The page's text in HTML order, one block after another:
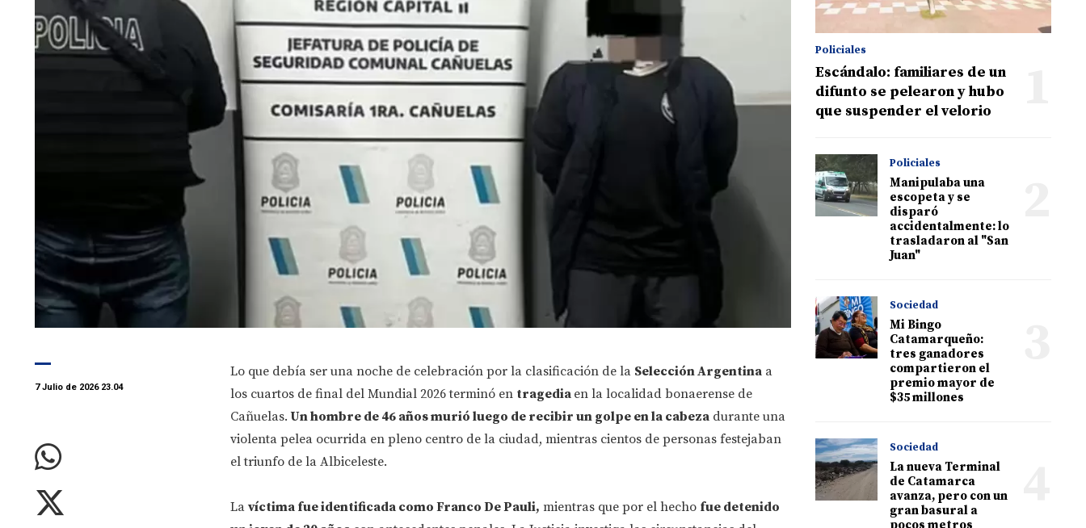
7 Julio de 2026 23.04
Lo que debía ser una noche de celebración por la clasificación de la Selección Argentinaa
los cuartos de final del Mundial 2026 terminó en tragedia en la localidad bonaerense de
Cañuelas. Un hombre de 46 años murió luego de recibir un golpe en la cabezadurante una
violenta pelea ocurrida en pleno centro de la ciudad, mientras cientos de personas festejaban
el triunfo de la Albiceleste.
La víctima fue identificada como Franco De Pauli, mientras que por el hecho fue detenido
Policiales
Escándalo: familiares de un
difunto se pelearon y hubo
que suspender el velorio
Policiales
Manipulaba una
escopeta y se
disparó
accidentalmente: lo
trasladaron al "San
Juan"
Sociedad
Mi Bingo
Catamarqueño:
tres ganadores
compartieron el
premio mayor de
$35 millones
Sociedad
La nueva Terminal
de Catamarca
avanza, pero con un
gran basural a